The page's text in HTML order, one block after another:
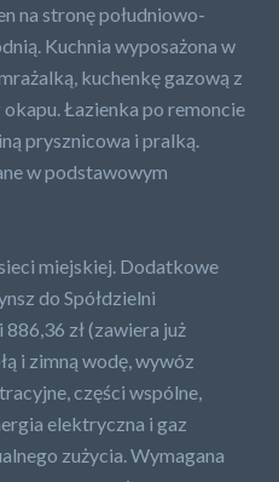
na stronę południowo-
Kuchnia wyposażona w
kuchenkę gazową z
Łazienka po remoncie
prysznicowa i pralką.
w podstawowym
miejskiej. Dodatkowe
do Spółdzielni
zł (zawiera już
i zimną wodę, wywóz
części wspólne,
elektryczna i gaz
zużycia. Wymagana